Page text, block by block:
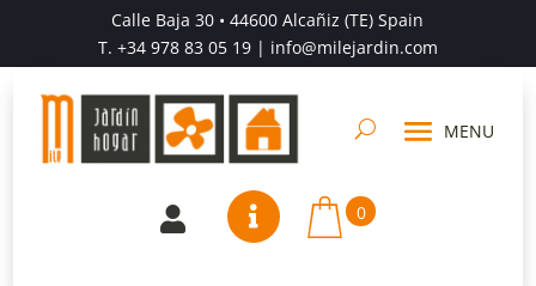
Calle Baja 30 • 44600 Alcañiz (TE) Spain
T. +34 978 83 05 19| info@milejardin.com
  0